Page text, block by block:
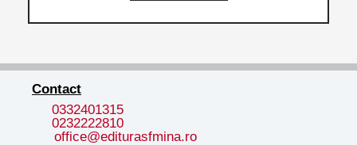
Contact
0332401315
0232222810
office@editurasfmina.ro